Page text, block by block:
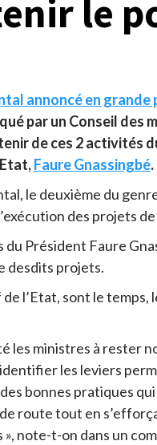
le
annoncé en grande
par un Conseil des
de ces 2 activités
Faure Gnassingbé.
le deuxième du
des projets
du Président Faure
desdits projets.
l’Etat, sont le
les ministres à rester
les leviers
bonnes pratiques
route tout en
note-t-on dans un